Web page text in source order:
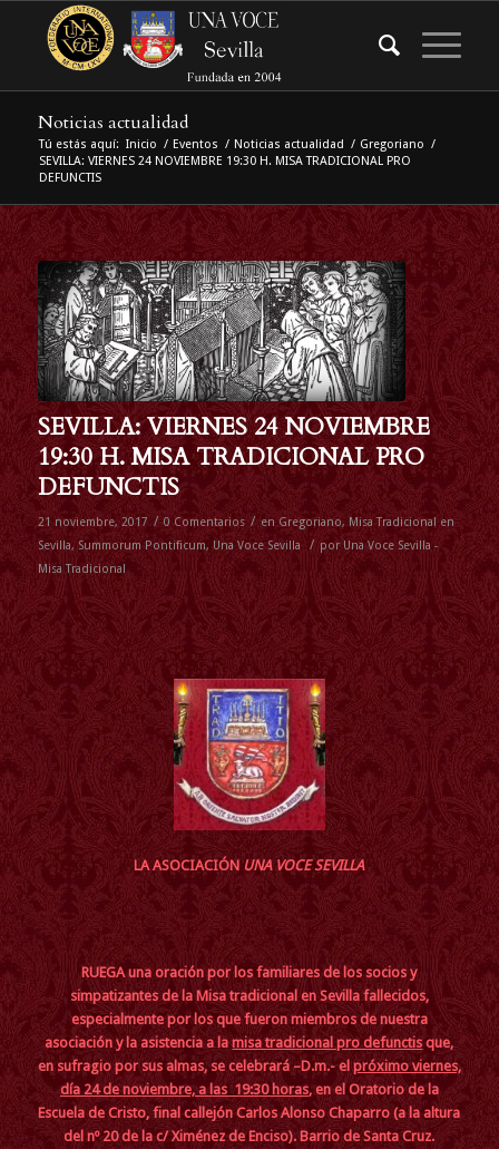
Noticias actualidad
Tú estás aquí: Inicio / Eventos / Noticias actualidad / Gregoriano /
SEVILLA: VIERNES 24 NOVIEMBRE 19:30 H. MISA TRADICIONAL PRO
DEFUNCTIS
SEVILLA: VIERNES 24 NOVIEMBRE
19:30 H. MISA TRADICIONAL PRO
DEFUNCTIS
21 noviembre, 2017 / 0 Comentarios / en Gregoriano, Misa Tradicional en
Sevilla, Summorum Pontificum, Una Voce Sevilla / porUna Voce Sevilla -
Misa Tradicional
LA ASOCIACIÓN UNA VOCE SEVILLA
RUEGA una oración por los familiares de los socios y
simpatizantes de la Misa tradicional en Sevilla fallecidos,
especialmente por los que fueron miembros de nuestra
asociación y la asistencia a lamisa tradicional pro defunctis que,
en sufragio por sus almas, se celebrará –D.m.- el próximo viernes,
día 24 de noviembre, a las 19:30 horas, en el Oratorio de la
Escuela de Cristo, final callejón Carlos Alonso Chaparro (a la altura
del nº 20 de la c/ Ximénez de Enciso). Barrio de Santa Cruz.